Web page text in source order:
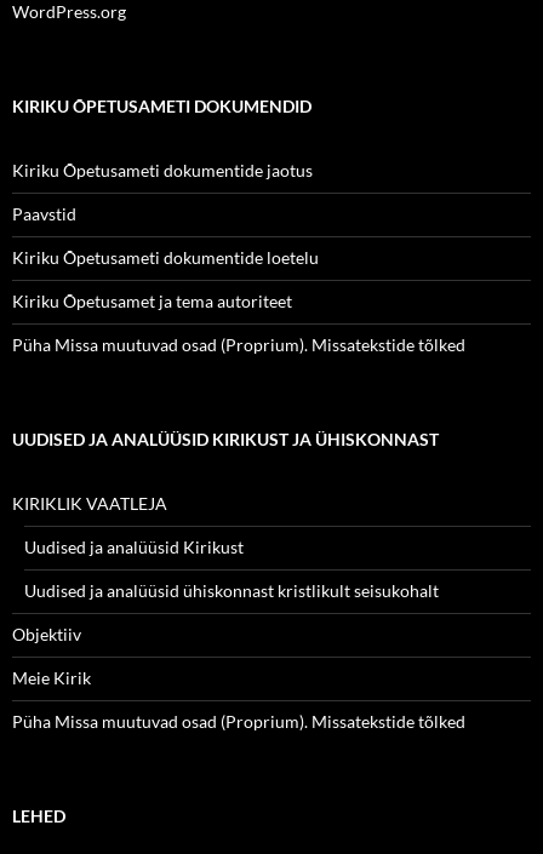
WordPress.org
KIRIKU ÕPETUSAMETI DOKUMENDID
Kiriku Õpetusameti dokumentide jaotus
Paavstid
Kiriku Õpetusameti dokumentide loetelu
Kiriku Õpetusamet ja tema autoriteet
Püha Missa muutuvad osad (Proprium). Missatekstide tõlked
UUDISED JA ANALÜÜSID KIRIKUST JA ÜHISKONNAST
KIRIKLIK VAATLEJA
Uudised ja analüüsid Kirikust
Uudised ja analüüsid ühiskonnast kristlikult seisukohalt
Objektiiv
Meie Kirik
Püha Missa muutuvad osad (Proprium). Missatekstide tõlked
LEHED